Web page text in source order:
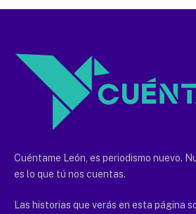
Cuéntame León, es periodismo nuevo.
es lo que tú nos cuentas.
Las historias que verás en esta página